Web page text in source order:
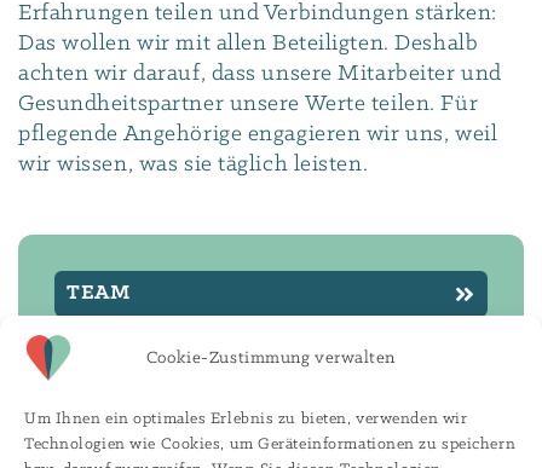
Cookie-Zustimmung verwalten
Um Ihnen ein optimales Erlebnis zu bieten, verwenden wir
Technologien wie Cookies, um Geräteinformationen zu speichern
Erfahrungen teilen und Verbindungen stärken:
Das wollen wir mit allen Beteiligten. Deshalb
achten wir darauf, dass unsere Mitarbeiter und
Gesundheitspartner unsere Werte teilen. Für
pflegende Angehörige engagieren wir uns, weil
wir wissen, was sie täglich leisten.
TEAM
QUALITÄT
PARTNER